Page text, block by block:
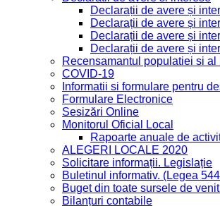
Declarații de avere și
Declarații de avere și
Declarații de avere și
Declarații de avere și
Recensamantul populatiei si al
COVID-19
Informatii si formulare pentru
Formulare Electronice
Sesizări Online
Monitorul Oficial Local
Rapoarte anuale de
ALEGERI LOCALE 2020
Solicitare informații. Legislație
Buletinul informativ. (Legea
Buget din toate sursele de
Bilanțuri contabile